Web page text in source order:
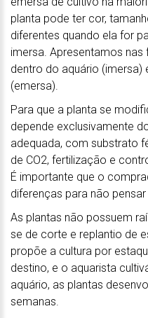
planta pode ter cor,
diferentes quando ela for
imersa. Apresentamos
dentro do aquário
(emersa).
Para que a planta se
depende exclusivamente
adequada, com substrato
de CO2, fertilização e
É importante que o
diferenças para não
As plantas não possuem
se de corte e replantio de
propõe a cultura por
destino, e o aquarista
aquário, as plantas
semanas.